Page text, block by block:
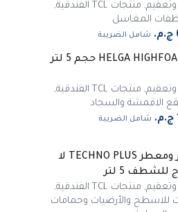
, منتجات TCL الفندقية
,
المغاسل
شامل الضريبة
, منتجات TCL الفندقية
,
الاقمشة والسجاد
شامل الضريبة
منظف ومطهر ومعطر TECHNO PLUS لا
للشطف 5 لتر
, منتجات TCL الفندقية
,
والأرضيات وحمامات